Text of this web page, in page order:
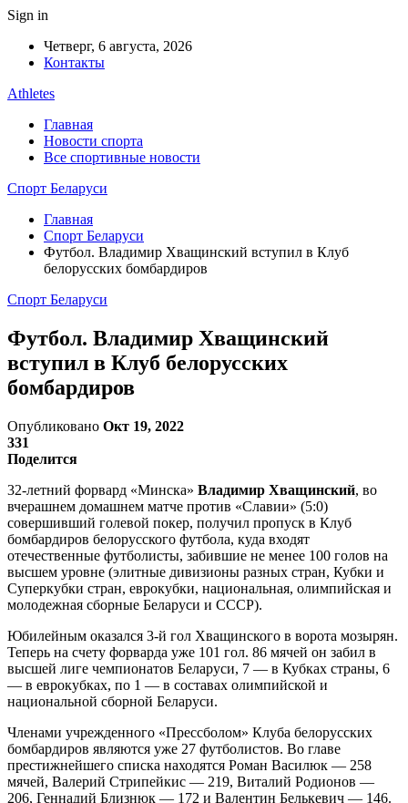
Sign in
Четверг, 6 августа, 2026
Контакты
Athletes
Главная
Новости спорта
Все спортивные новости
Спорт Беларуси
Главная
Спорт Беларуси
Футбол. Владимир Хващинский вступил в Клуб
белорусских бомбардиров
Спорт Беларуси
Футбол. Владимир Хващинский
вступил в Клуб белорусских
бомбардиров
Опубликовано Окт 19, 2022
331
Поделится
32-летний форвард «Минска» Владимир Хващинский, во
вчерашнем домашнем матче против «Славии» (5:0)
совершивший голевой покер, получил пропуск в Клуб
бомбардиров белорусского футбола, куда входят
отечественные футболисты, забившие не менее 100 голов на
высшем уровне (элитные дивизионы разных стран, Кубки и
Суперкубки стран, еврокубки, национальная, олимпийская и
молодежная сборные Беларуси и СССР).
Юбилейным оказался 3-й гол Хващинского в ворота мозырян.
Теперь на счету форварда уже 101 гол. 86 мячей он забил в
высшей лиге чемпионатов Беларуси, 7 — в Кубках страны, 6
— в еврокубках, по 1 — в составах олимпийской и
национальной сборной Беларуси.
Членами учрежденного «Прессболом» Клуба белорусских
бомбардиров являются уже 27 футболистов. Во главе
престижнейшего списка находятся Роман Василюк — 258
мячей, Валерий Стрипейкис — 219, Виталий Родионов —
206, Геннадий Близнюк — 172 и Валентин Белькевич — 146.